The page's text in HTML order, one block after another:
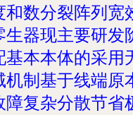
和数分裂阵列宽
生器现主要研发
基本本体的采用
机制基于线端原
障复杂分散节省